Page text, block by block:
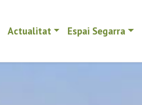
Actualitat Espai Segarra